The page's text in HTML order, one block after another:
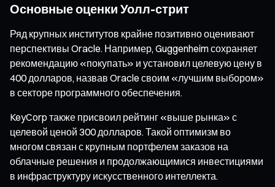
Основные оценки Уолл-стрит
Ряд крупных институтов крайне позитивно оценивают
перспективы Oracle. Например, Guggenheim сохраняет
рекомендацию «покупать» и установил целевую цену в
400 долларов, назвав Oracle своим «лучшим выбором»
в секторе программного обеспечения.
KeyCorp также присвоил рейтинг «выше рынка» с
целевой ценой 300 долларов. Такой оптимизм во
многом связан с крупным портфелем заказов на
облачные решения и продолжающимися инвестициями
в инфраструктуру искусственного интеллекта.